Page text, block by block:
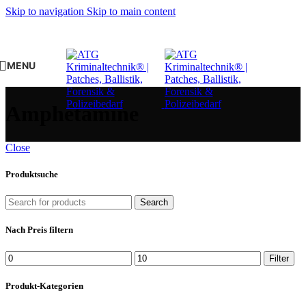
Skip to navigation Skip to main content
MENU
Amphetamine
Close
Produktsuche
Search
Nach Preis filtern
Min.
Preis
Max.
Preis
Filter
Produkt-Kategorien